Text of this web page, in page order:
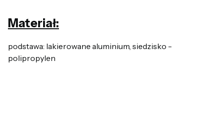
Materiał:
podstawa: lakierowane aluminium, siedzisko -
polipropylen